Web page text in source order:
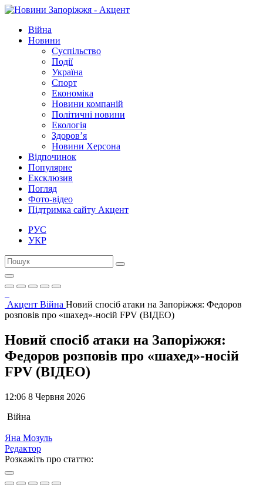
Війна
Новини
Суспільство
Події
Україна
Спорт
Економіка
Новини компаній
Політичні новини
Екологія
Здоров’я
Новини Херсона
Відпочинок
Популярне
Ексклюзив
Погляд
Фото-відео
Підтримка сайту Акцент
РУС
УКР
Акцент Війна Новий спосіб атаки на Запоріжжя: Федоров
розповів про «шахед»-носій FPV (ВІДЕО)
Новий спосіб атаки на Запоріжжя:
Федоров розповів про «шахед»-носій
FPV (ВІДЕО)
12:06 8 Червня 2026
Війна
Яна Мозуль
Редактор
Розкажіть про статтю: